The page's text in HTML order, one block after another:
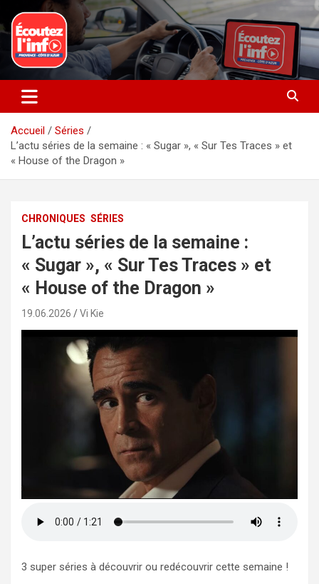
au
contenu
Ecoutez l’info
La radio du quotidien
Accueil
Séries
L’actu séries de la semaine : « Sugar », « Sur Tes Traces » et
« House of the Dragon »
CHRONIQUES SÉRIES
L’actu séries de la semaine :
« Sugar », « Sur Tes Traces » et
« House of the Dragon »
19.06.2026 Vi Kie
3 super séries à découvrir ou redécouvrir cette semaine !